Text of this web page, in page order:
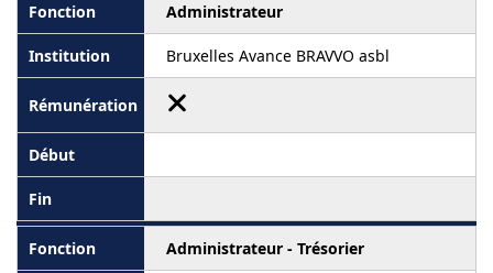
Administrateur
Bruxelles Avance BRAVVO asbl
Administrateur - Trésorier